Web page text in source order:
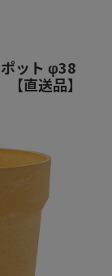
ポット φ38
直送品】